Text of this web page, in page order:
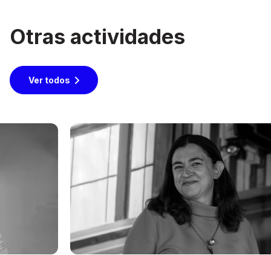
Otras actividades
Ver todos